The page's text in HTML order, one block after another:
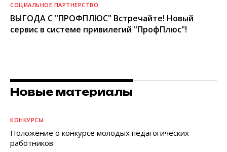
СОЦИАЛЬНОЕ ПАРТНЕРСТВО
ВЫГОДА С "ПРОФПЛЮС" Встречайте! Новый
сервис в системе привилегий "ПрофПлюс"!
Новые материалы
КОНКУРСЫ
Положение о конкурсе молодых педагогических
работников